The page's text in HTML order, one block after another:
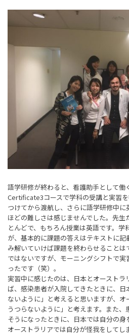
語学研修が終わると、看護助手として働
Certificate3コースで学科の受講と実習
つけてから渡航し、さらに語学研修中
ほどの難しさは感じませんでした。先
とんどで、もちろん授業は英語です。
が、基本的に課題の答えはテキストに
み解いていけば課題を終わらせること
ではないですが、モーニングシフトで
ったです（笑）。
実習中に感じたのは、日本とオーストラ
ば、感染患者が入院してきたときに、
ないように」と考えると思いますが、
うつらないように」と考えます。また
そうになったときに、日本では自分の身
オーストラリアでは自分が怪我をして